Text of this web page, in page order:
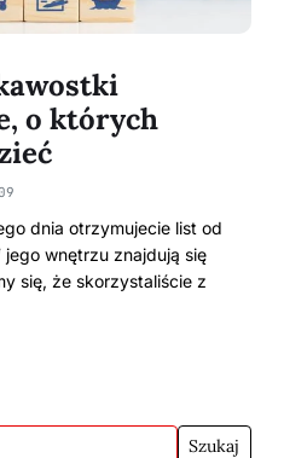
o których
dnia otrzymujecie list od
wnętrzu znajdują się
się, że skorzystaliście z